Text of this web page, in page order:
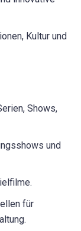
Kultur und
Shows,
und
für